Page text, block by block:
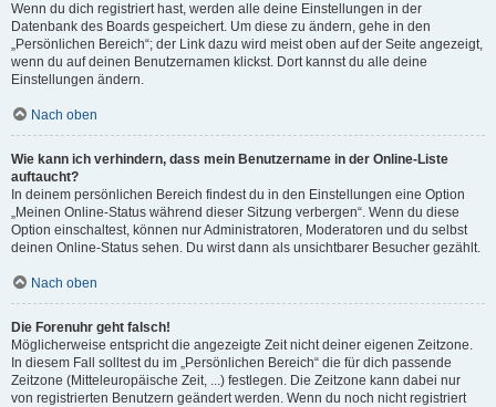
Wenn du dich registriert hast, werden alle deine Einstellungen in der
Datenbank des Boards gespeichert. Um diese zu ändern, gehe in den
„Persönlichen Bereich“; der Link dazu wird meist oben auf der Seite angezeigt,
wenn du auf deinen Benutzernamen klickst. Dort kannst du alle deine
Einstellungen ändern.
Nach oben
Wie kann ich verhindern, dass mein Benutzername in der Online-Liste
auftaucht?
In deinem persönlichen Bereich findest du in den Einstellungen eine Option
„Meinen Online-Status während dieser Sitzung verbergen“. Wenn du diese
Option einschaltest, können nur Administratoren, Moderatoren und du selbst
deinen Online-Status sehen. Du wirst dann als unsichtbarer Besucher gezählt.
Nach oben
Die Forenuhr geht falsch!
Möglicherweise entspricht die angezeigte Zeit nicht deiner eigenen Zeitzone.
In diesem Fall solltest du im „Persönlichen Bereich“ die für dich passende
Zeitzone (Mitteleuropäische Zeit, ...) festlegen. Die Zeitzone kann dabei nur
von registrierten Benutzern geändert werden. Wenn du noch nicht registriert